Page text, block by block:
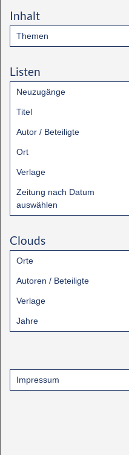
Inhalt
Themen
Listen
Neuzugänge
Titel
Autor / Beteiligte
Ort
Verlage
Zeitung nach Datum
auswählen
Clouds
Orte
Autoren / Beteiligte
Verlage
Jahre
Impressum